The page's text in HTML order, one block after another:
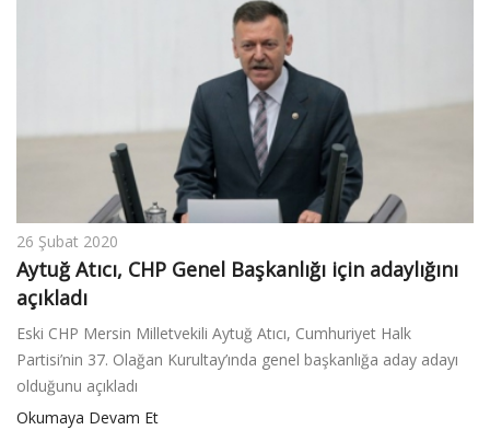
26 Şubat 2020
Aytuğ Atıcı, CHP Genel Başkanlığı için adaylığını
açıkladı
Eski CHP Mersin Milletvekili Aytuğ Atıcı, Cumhuriyet Halk
Partisi’nin 37. Olağan Kurultay’ında genel başkanlığa aday adayı
olduğunu açıkladı
Okumaya Devam Et